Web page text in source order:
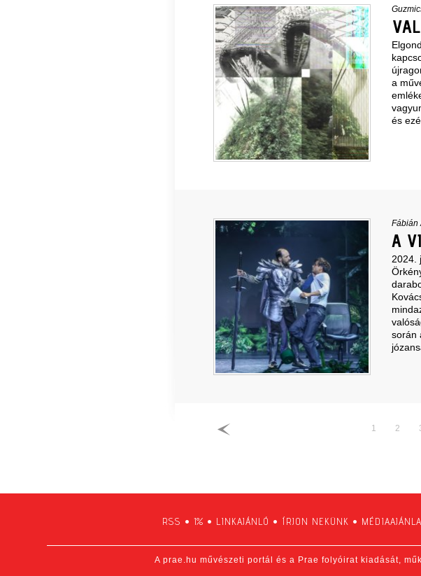
a
és
Fábián
A
2024.
során
1 2
RSS • 1% • LINKAJÁNLÓ • ÍRJON NEKÜNK •
A prae.hu művészeti portál és a Prae folyóirat kiadását,